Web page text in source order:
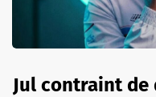
Jul contraint